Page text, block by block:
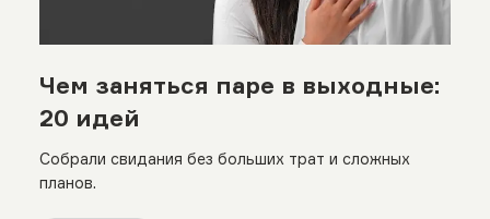
Чем заняться паре в выходные:
20 идей
Собрали свидания без больших трат и сложных
планов.